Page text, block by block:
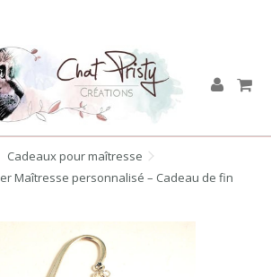
Cadeaux pour maîtresse
Maîtresse personnalisé – Cadeau de fin